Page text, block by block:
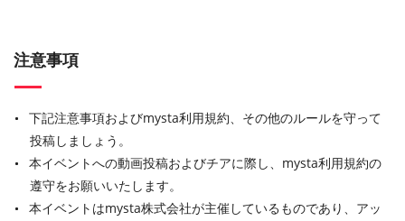
注意事項
下記注意事項およびmysta利用規約、その他のルールを守って
投稿しましょう。
本イベントへの動画投稿およびチアに際し、mysta利用規約の
遵守をお願いいたします。
本イベントはmysta株式会社が主催しているものであり、アッ